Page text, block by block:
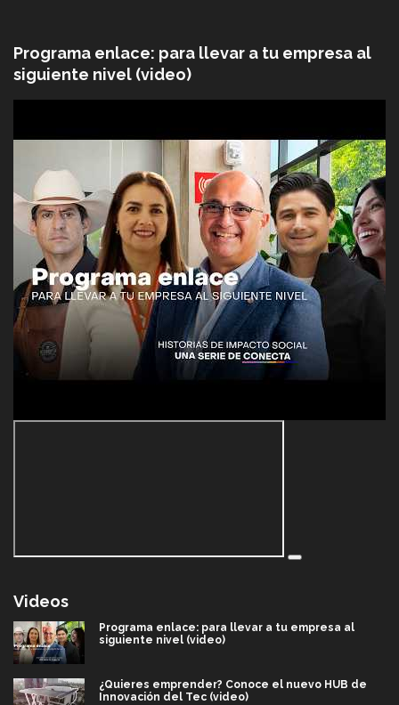
Programa enlace: para llevar a tu empresa al
siguiente nivel (video)
Videos
Programa enlace: para llevar a tu empresa al
siguiente nivel (video)
¿Quieres emprender? Conoce el nuevo HUB de
Innovación del Tec (video)